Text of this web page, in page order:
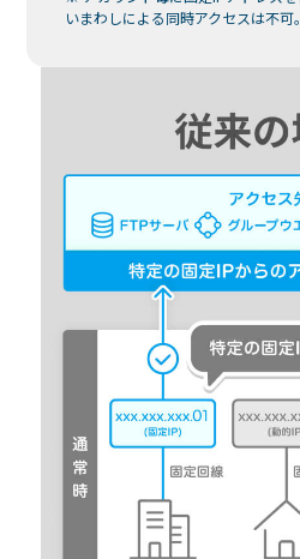
いまわしによる同時アクセスは不可。